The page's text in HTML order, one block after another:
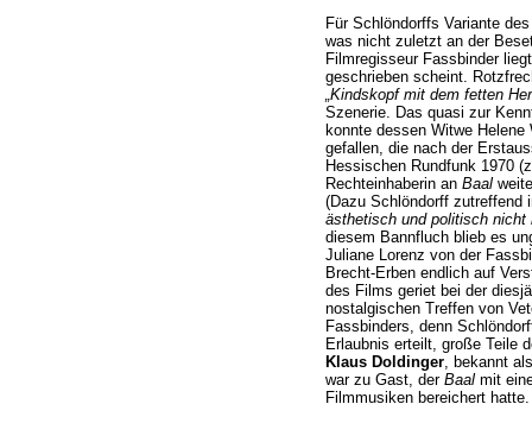
Für Schlöndorffs Variante
was nicht zuletzt an der
Filmregisseur Fassbinder
geschrieben scheint.
„Kindskopf mit dem fetten
Szenerie. Das quasi zur
konnte dessen Witwe
gefallen, die nach der
Hessischen Rundfunk 1970
Rechteinhaberin an Baal
(Dazu Schlöndorff zutreffend
ästhetisch und politisch nicht
diesem Bannfluch blieb es
Juliane Lorenz von der
Brecht-Erben endlich auf
des Films geriet bei der
nostalgischen Treffen von
Fassbinders, denn
Erlaubnis erteilt, große Teile
Klaus Doldinger, bekannt
war zu Gast, der Baalmit
Filmmusiken bereichert hatte.